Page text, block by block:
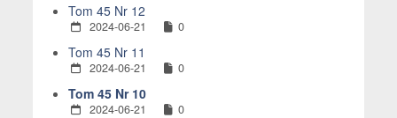
Tom 45 Nr 12
2024-06-21 0
Tom 45 Nr 11
2024-06-21 0
Tom 45 Nr 10
2024-06-21 0